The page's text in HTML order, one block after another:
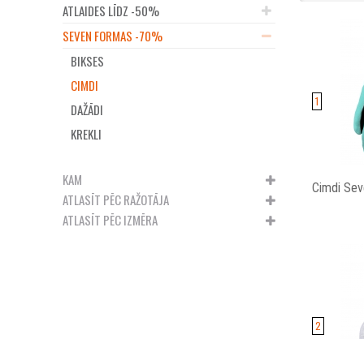
ATLAIDES LĪDZ -50%
SEVEN FORMAS -70%
BIKSES
CIMDI
DAŽĀDI
KREKLI
KAM
ATLASĪT PĒC RAŽOTĀJA
ATLASĪT PĒC IZMĒRA
1
Cimdi
2